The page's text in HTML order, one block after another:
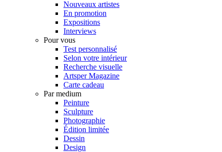
Nouveaux artistes
En promotion
Expositions
Interviews
Pour vous
Test personnalisé
Selon votre intérieur
Recherche visuelle
Artsper Magazine
Carte cadeau
Par medium
Peinture
Sculpture
Photographie
Édition limitée
Dessin
Design